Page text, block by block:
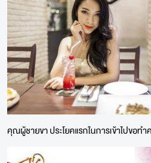
คุณผู้ชายขา ประโยคแรกในการเข้าไปขอ